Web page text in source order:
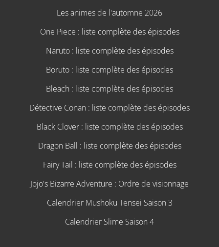
Les animes de l'automne 2026
One Piece : liste complète des épisodes
Naruto : liste complète des épisodes
Boruto : liste complète des épisodes
Bleach : liste complète des épisodes
Détective Conan : liste complète des épisodes
Black Clover : liste complète des épisodes
Dragon Ball : liste complète des épisodes
Fairy Tail : liste complète des épisodes
Jojo's Bizarre Adventure : Ordre de visionnage
Calendrier Mushoku Tensei Saison 3
Calendrier Slime Saison 4